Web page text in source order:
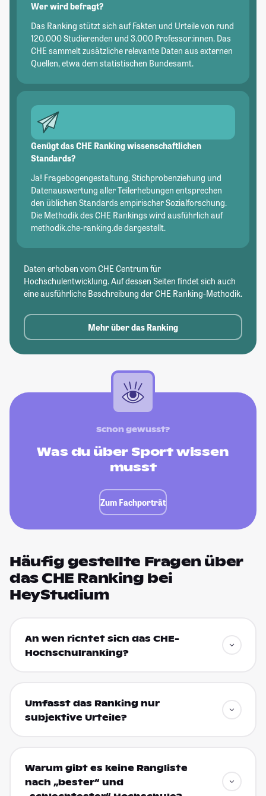
Wer wird befragt?
Das Ranking stützt sich auf Fakten und Urteile von rund
120.000 Studierenden und 3.000 Professor:innen. Das
CHE sammelt zusätzliche relevante Daten aus externen
Quellen, etwa dem statistischen Bundesamt.
Genügt das CHE Ranking wissenschaftlichen
Standards?
Ja! Fragebogengestaltung, Stichprobenziehung und
Datenauswertung aller Teilerhebungen entsprechen
den üblichen Standards empirischer Sozialforschung.
Die Methodik des CHE Rankings wird ausführlich auf
methodik.che-ranking.de dargestellt.
Daten erhoben vom CHE Centrum für
Hochschulentwicklung. Auf dessen Seiten findet sich auch
eine ausführliche Beschreibung der CHE Ranking-Methodik.
Mehr über das Ranking
Schon gewusst?
Was du über Sport wissen
musst
Zum Fachporträt
Häufig gestellte Fragen über
das CHE Ranking bei
HeyStudium
An wen richtet sich das CHE-
Hochschulranking?
Umfasst das Ranking nur
subjektive Urteile?
Warum gibt es keine Rangliste
nach „bester“ und